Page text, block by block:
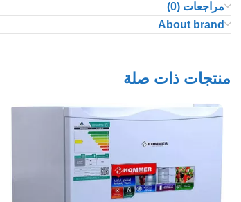
نابض كبير لتنظيف أفضل
تصميم ظهر مرتفع مع غطاء شفاف
وظيفة التجفيف بالدوران
صناعة صينية
مراجعات (0)
About brand
منتجات ذات صلة